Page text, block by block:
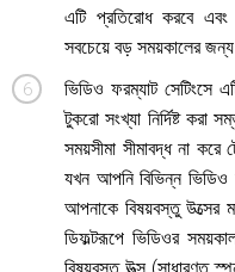
এটি প্রতিরোধ করবে এবং
সবচেয়ে বড় সময়কালের
ভিডিও ফরম্যাট সেটিংসে
টুকরো সংখ্যা নির্দিষ্ট করা
সময়সীমা সীমাবদ্ধ না করে
যখন আপনি বিভিন্ন
আপনাকে বিষয়বস্তু উত্সের
ডিফল্টরূপে ভিডিওর